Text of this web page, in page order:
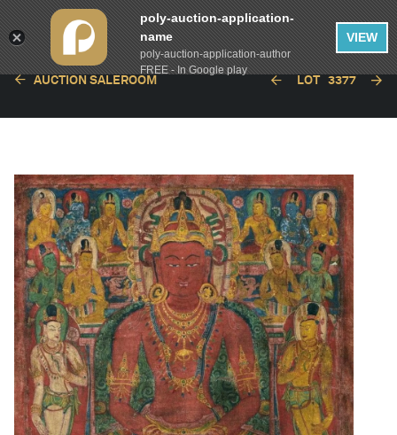
AUCTION SALEROOM LOT 3377
poly-auction-application-
name
poly-auction-application-author
FREE - In Google play
VIEW